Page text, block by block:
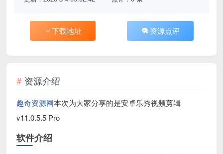
下载地址 资源点评
资源介绍
趣奇资源网本次为大家分享的是安卓乐秀视频剪辑
v11.0.5.5 Pro
软件介绍